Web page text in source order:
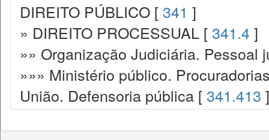
DIREITO PÚBLICO [ 341 ]
» DIREITO PROCESSUAL [ 341.4 ]
»» Organização Judiciária. Pessoal
»»» Ministério público.
União. Defensoria pública [ 341.413 ]